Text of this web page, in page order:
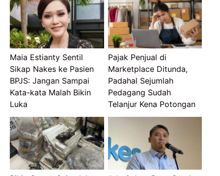
Maia Estianty Sentil
Sikap Nakes ke Pasien
BPJS: Jangan Sampai
Kata-kata Malah Bikin
Luka
Pajak Penjual di
Marketplace Ditunda,
Padahal Sejumlah
Pedagang Sudah
Telanjur Kena Potongan